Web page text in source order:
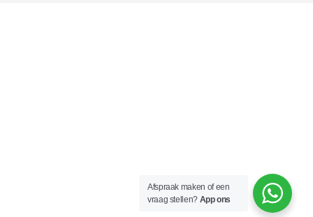
Afspraak maken of een
vraag stellen? App ons